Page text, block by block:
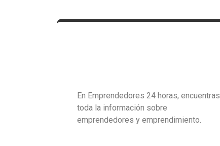
En Emprendedores 24 horas, encuentras
toda la información sobre
emprendedores y emprendimiento.